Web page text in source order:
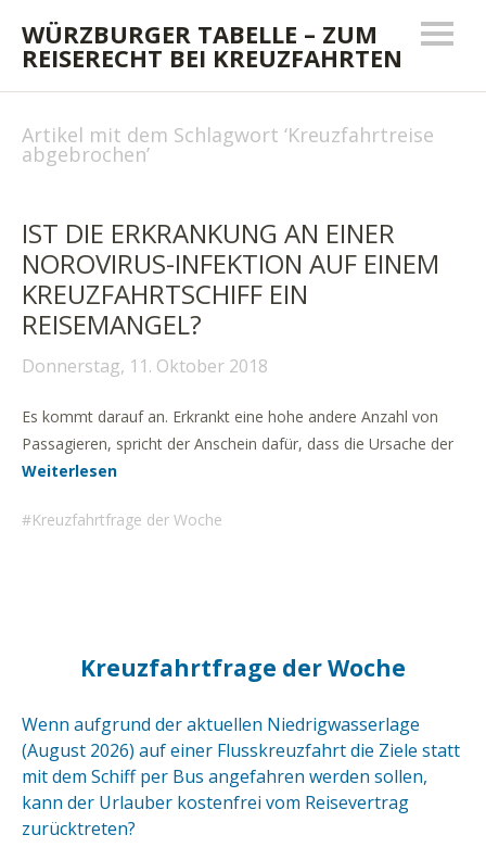
WÜRZBURGER TABELLE – ZUM
REISERECHT BEI KREUZFAHRTEN
Artikel mit dem Schlagwort ‘Kreuzfahrtreise
abgebrochen’
IST DIE ERKRANKUNG AN EINER
NOROVIRUS-INFEKTION AUF EINEM
KREUZFAHRTSCHIFF EIN
REISEMANGEL?
Donnerstag, 11. Oktober 2018
Es kommt darauf an. Erkrankt eine hohe andere Anzahl von
Passagieren, spricht der Anschein dafür, dass die Ursache der
Weiterlesen
Kreuzfahrtfrage der Woche
Kreuzfahrtfrage der Woche
Wenn aufgrund der aktuellen Niedrigwasserlage
(August 2026) auf einer Flusskreuzfahrt die Ziele statt
mit dem Schiff per Bus angefahren werden sollen,
kann der Urlauber kostenfrei vom Reisevertrag
zurücktreten?